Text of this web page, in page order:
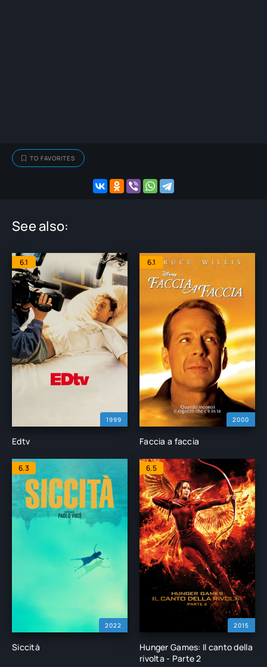
TO FAVORITES
See also:
1999
6.1
Edtv
2000
6.1
Faccia a faccia
2022
6.3
Siccità
2015
6.5
Hunger Games: Il canto della
rivolta - Parte 2